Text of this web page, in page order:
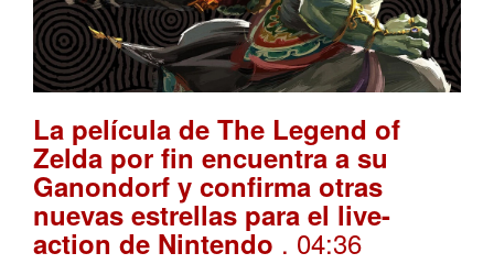
La película de The Legend of
Zelda por fin encuentra a su
Ganondorf y confirma otras
nuevas estrellas para el live-
action de Nintendo . 04:36